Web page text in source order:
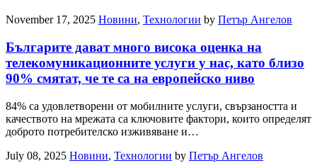
November 17, 2025 Новини, Технологии by Петър Ангелов
Българите дават много висока оценка на
телекомуникационните услуги у нас, като близо
90% смятат, че те са на европейско ниво
84% са удовлетворени от мобилните услуги, свързаността и
качеството на мрежата са ключовите фактори, които определят
доброто потребителско изживяване и…
July 08, 2025 Новини, Технологии by Петър Ангелов